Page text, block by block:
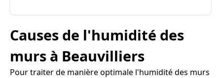
Causes de l'humidité des
murs à Beauvilliers
Pour traiter de manière optimale l'humidité des murs